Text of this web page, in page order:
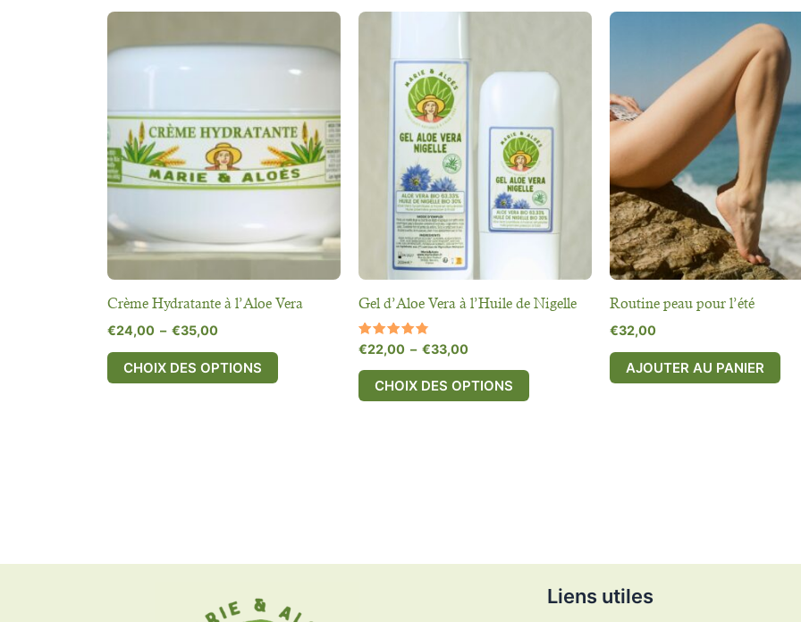
Crème Hydratante à l’Aloe Vera
€24,00 – €35,00
prix :
CHOIX DES OPTIONS
produit
variations.
Les
options
peuvent
choisies
sur
la
page
Gel d’Aloe Vera à l’Huile de Nigelle
Note
4.50
sur 5
€22,00 – €33,00
€22,00
CHOIX DES OPTIONS
a
Les
options
peuvent
être
choisies
page
Routine peau pour l’été
€32,00
AJOUTER AU PANIER
Liens utiles